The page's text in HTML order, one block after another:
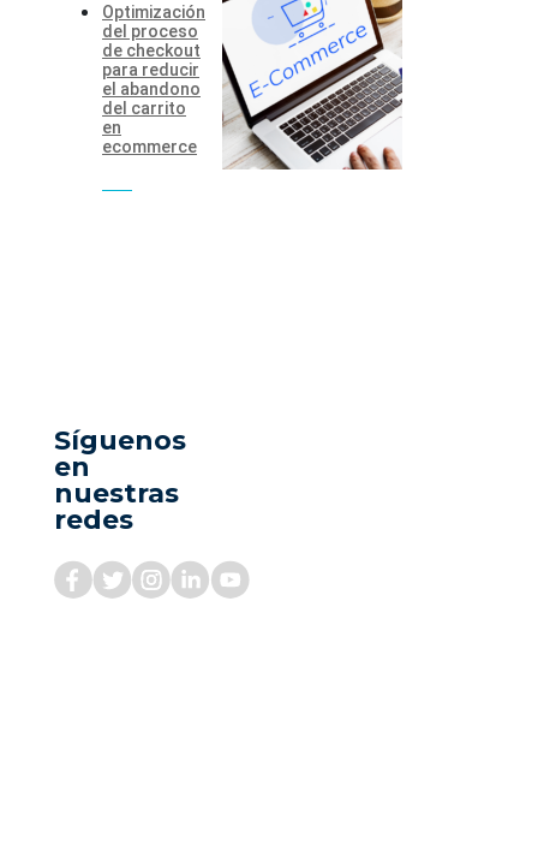
Optimización
del proceso
de checkout
para reducir
el abandono
del carrito
en
ecommerce
Síguenos
en
nuestras
redes